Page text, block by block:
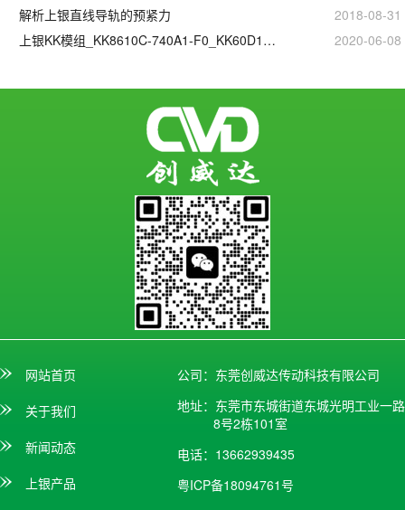
解析上银直线导轨的预紧力
2018-08-31
上银KK模组_KK8610C-740A1-F0_KK60D10C-300A1-F0_现货定制加工
2020-06-08
网站首页
关于我们
新闻动态
上银产品
公司：东莞创威达传动科技有限公司
地址：东莞市东城街道东城光明工业一路
8号2栋101室
电话：13662939435
粤ICP备18094761号